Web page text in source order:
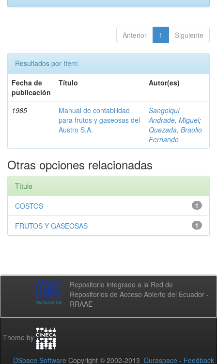
Anterior 1 Siguiente
Resultados por ítem:
Fecha de
publicación
Título Autor(es)
1985
Manual de contabilidad
para frutos y gaseosas del
Austro S.A.
Sangolquí
Andrade, Miguel;
Quezada, Braulio
Fernando
Otras opciones relacionadas
Título
1
COSTOS
1
FRUTOS Y GASEOSAS
Repositorio integrado a la Red de
Repositorios de Acceso Abierto del Ecuador -
RRAAE
Theme by
DSpace Software Copyright © 2002-2013 Duraspace - Feedback